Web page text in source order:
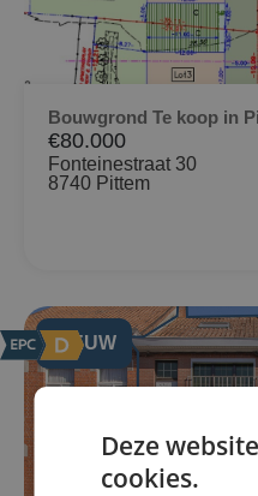
Bouwgrond Te koop in
€80.000
Fonteinestraat 30
8740 Pittem
NIEUW
Deze
cookies.